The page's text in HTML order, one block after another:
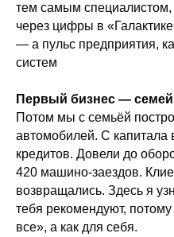
тем самым специалистом,
через цифры в
— а пульс предприятия,
систем
Первый бизнес —
Потом мы с семьёй
автомобилей. С капитала
кредитов. Довели до
420 машино-заездов.
возвращались. Здесь я
тебя рекомендуют,
все», а как для себя.